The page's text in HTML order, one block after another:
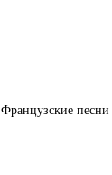
Французские песни